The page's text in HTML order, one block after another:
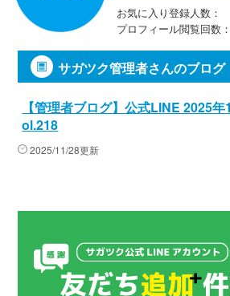
お気に入り登録人数：
プロフィール閲覧回数：
サガツク管理者さんのブログ
【管理者ブログ】公式LINE
ol.218
2025/11/28更新